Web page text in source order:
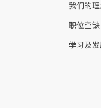
我们的理
职位空缺
学习及发